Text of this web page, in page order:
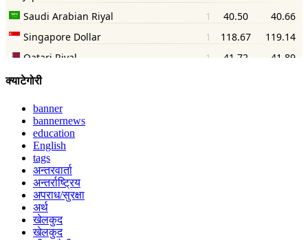
क्याटेगोरी
banner
bannernews
education
English
tags
अन्तरवार्ता
अन्तर्राष्ट्रिय
अपराध/सुरक्षा
अर्थ
खेलकुद
खेलकुद